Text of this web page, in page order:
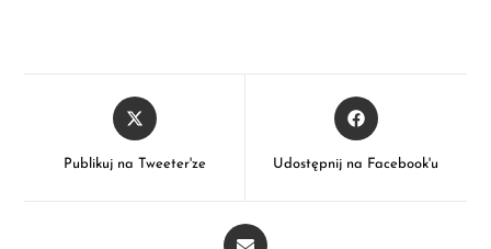
Publikuj na Tweeter'ze Udostępnij na Facebook'u